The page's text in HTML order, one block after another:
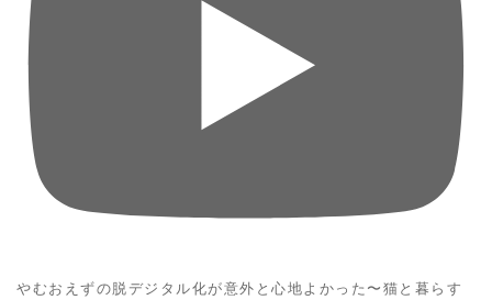
やむおえずの脱デジタル化が意外と心地よかった〜猫と暮らす